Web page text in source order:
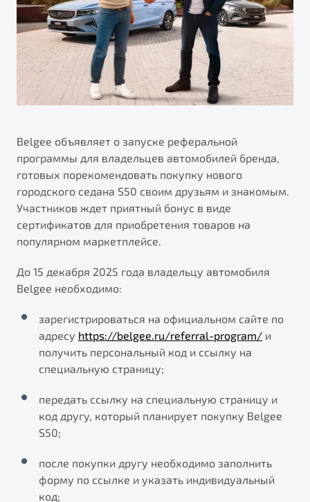
Яркий кроссовер
от 2 219 990 ₽*
S50
от 1 699 990 ₽*
Обзор В наличии
X70
Автокредит
Трейд-ин
Страхование
Расчет КАСКО
Узнайте о специальных выгодах при покупке
Подробно
Автомобили в наличии
Тест-драйв
Спецпредложения
ПОДДЕРЖКА
Гарантия Belgee
Belgee Линк
Belgee Клуб
Реферальная программа
Клиентская поддержка
Помощь на дорогах
"Помощь на дорогах"
Преимущества программы
О дилерском центре
Правовая информация
Belgee объявляет о запуске реферальной
программы для владельцев автомобилей бренда,
готовых порекомендовать покупку нового
городского седана S50 своим друзьям и знакомым.
Участников ждет приятный бонус в виде
сертификатов для приобретения товаров на
популярном маркетплейсе.
До 15 декабря 2025 года владельцу автомобиля
Belgee необходимо:
зарегистрироваться на официальном сайте по
адресу https://belgee.ru/referral-program/ и
получить персональный код и ссылку на
специальную страницу;
передать ссылку на специальную страницу и
код другу, который планирует покупку Belgee
S50;
после покупки другу необходимо заполнить
форму по ссылке и указать индивидуальный
код;